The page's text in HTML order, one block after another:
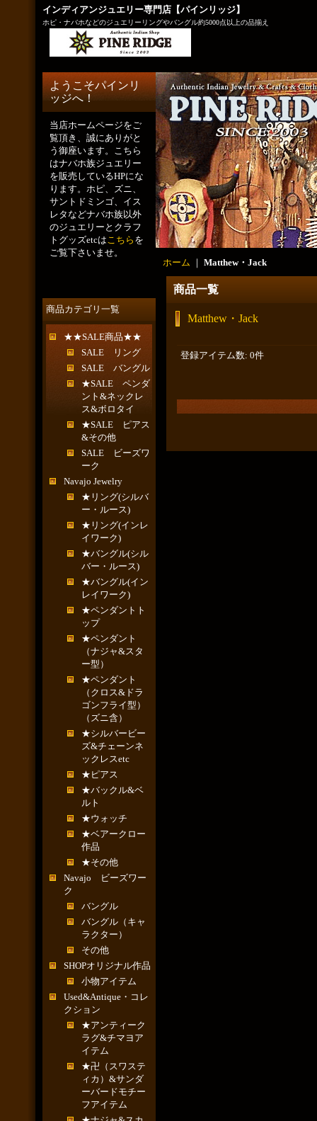
インディアンジュエリー専門店【パインリッジ】
ホピ・ナバホなどのジュエリーリングやバングル約5000点以上の品揃え
ようこそパインリ
ッジへ！
当店ホームページをご
覧頂き、誠にありがと
う御座います。こちら
はナバホ族ジュエリー
を販売しているHPにな
ります。ホピ、ズニ、
サントドミンゴ、イス
レタなどナバホ族以外
のジュエリーとクラフ
トグッズetcはこちら を
ご覧下さいませ。
商品カテゴリ一覧
★★SALE商品★★
SALE リング
SALE バングル
★SALE ペンダ
ント&ネックレ
ス&ボロタイ
★SALE ピアス
&その他
SALE ビーズワ
ーク
Navajo Jewelry
★リング(シルバ
ー・ルース)
★リング(インレ
イワーク)
★バングル(シル
バー・ルース)
★バングル(イン
レイワーク)
★ペンダントト
ップ
★ペンダント
（ナジャ&スタ
ー型）
★ペンダント
（クロス&ドラ
ゴンフライ型）
（ズニ含）
★シルバービー
ズ&チェーンネ
ックレスetc
★ピアス
★バックル&ベ
ルト
★ウォッチ
★ベアークロー
作品
★その他
Navajo ビーズワー
ク
バングル
バングル（キャ
ラクター）
その他
SHOPオリジナル作品
小物アイテム
Used&Antique・コレ
クション
★アンティーク
ラグ&チマヨア
イテム
★卍（スワステ
ィカ）&サンダ
ーバードモチー
フアイテム
ホーム ｜ Matthew・Jack
商品一覧
Matthew・Jack
登録アイテム数: 0件